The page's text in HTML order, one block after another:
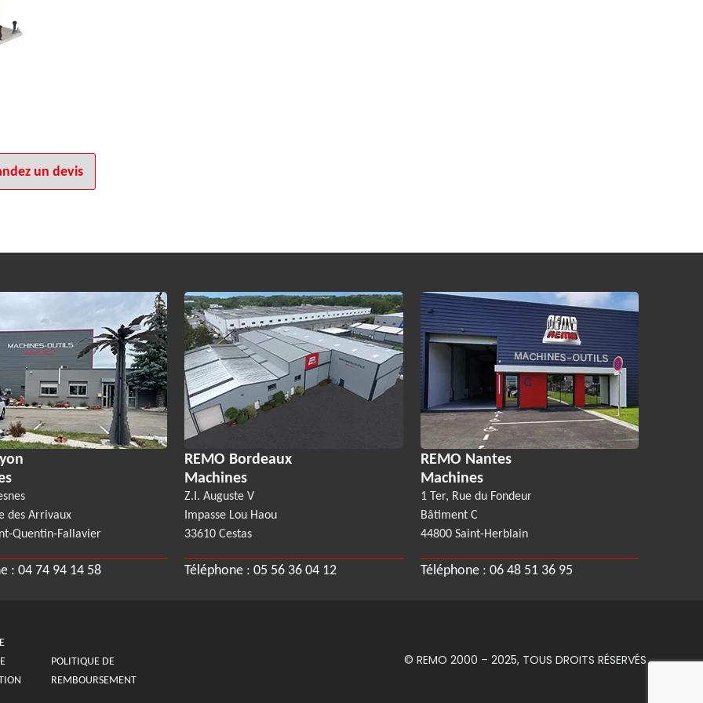
un devis
des Arrivaux
Quentin-Fallavier
: 04 74 94 14 58
REMO Bordeaux
Machines
Z.I. Auguste V
Impasse Lou Haou
33610 Cestas
Téléphone : 05 56 36 04 12
REMO Nantes
Machines
1 Ter, Rue du Fondeur
Bâtiment C
44800 Saint-Herblain
Téléphone : 06 48 51 36 95
POLITIQUE DE
REMBOURSEMENT
© REMO 2000 – 2025, TOUS DROITS RÉSERVÉS